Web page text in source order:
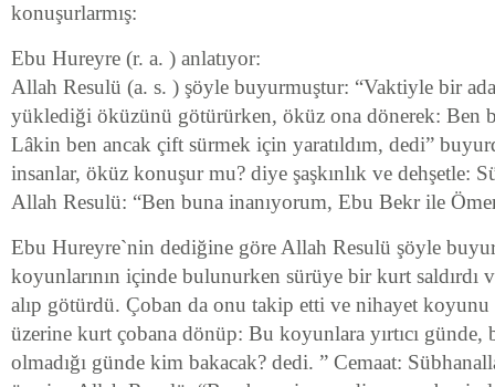
konuşurlarmış:
Ebu Hureyre (r. a. ) anlatıyor:
Allah Resulü (a. s. ) şöyle buyurmuştur: “Vaktiyle bir
yüklediği öküzünü götürürken, öküz ona dönerek: Ben
Lâkin ben ancak çift sürmek için yaratıldım, dedi”
insanlar, öküz konuşur mu? diye şaşkınlık ve dehşetle:
Allah Resulü: “Ben buna inanıyorum, Ebu Bekr ile
Ebu Hureyre`nin dediğine göre Allah Resulü şöyle
koyunlarının içinde bulunurken sürüye bir kurt saldırdı
alıp götürdü. Çoban da onu takip etti ve nihayet
üzerine kurt çobana dönüp: Bu koyunlara yırtıcı günde,
olmadığı günde kim bakacak? dedi. ” Cemaat: